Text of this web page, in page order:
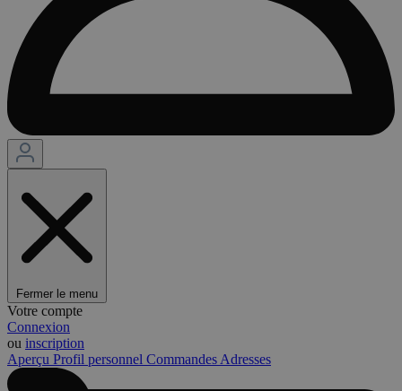
Fermer le menu
Votre compte
Connexion
ou inscription
Aperçu Profil personnel Commandes Adresses